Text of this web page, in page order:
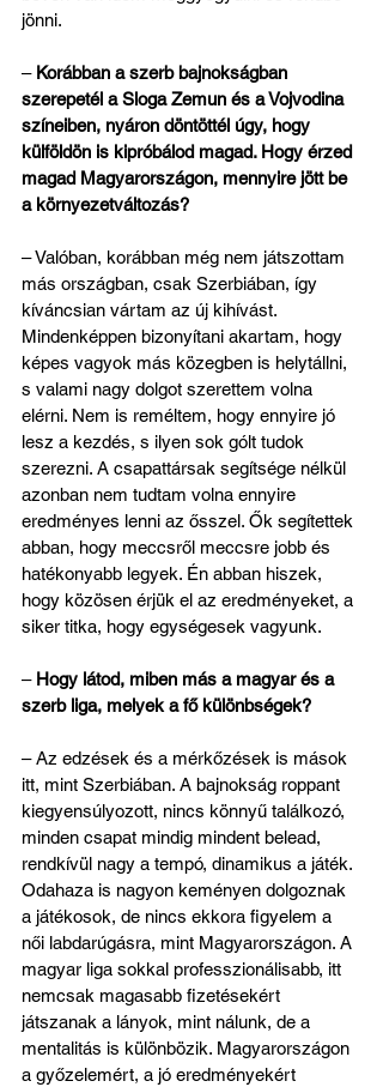
jönni.
– Korábban a szerb bajnokságban
szerepetél a Sloga Zemun és a Vojvodina
színeiben, nyáron döntöttél úgy, hogy
külföldön is kipróbálod magad. Hogy érzed
magad Magyarországon, mennyire jött be
a környezetváltozás?
– Valóban, korábban még nem játszottam
más országban, csak Szerbiában, így
kíváncsian vártam az új kihívást.
Mindenképpen bizonyítani akartam, hogy
képes vagyok más közegben is helytállni,
s valami nagy dolgot szerettem volna
elérni. Nem is reméltem, hogy ennyire jó
lesz a kezdés, s ilyen sok gólt tudok
szerezni. A csapattársak segítsége nélkül
azonban nem tudtam volna ennyire
eredményes lenni az ősszel. Ők segítettek
abban, hogy meccsről meccsre jobb és
hatékonyabb legyek. Én abban hiszek,
hogy közösen érjük el az eredményeket, a
siker titka, hogy egységesek vagyunk.
– Hogy látod, miben más a magyar és a
szerb liga, melyek a fő különbségek?
– Az edzések és a mérkőzések is mások
itt, mint Szerbiában. A bajnokság roppant
kiegyensúlyozott, nincs könnyű találkozó,
minden csapat mindig mindent belead,
rendkívül nagy a tempó, dinamikus a játék.
Odahaza is nagyon keményen dolgoznak
a játékosok, de nincs ekkora figyelem a
női labdarúgásra, mint Magyarországon. A
magyar liga sokkal professzionálisabb, itt
nemcsak magasabb fizetésekért
játszanak a lányok, mint nálunk, de a
mentalitás is különbözik. Magyarországon
a győzelemért, a jó eredményekért